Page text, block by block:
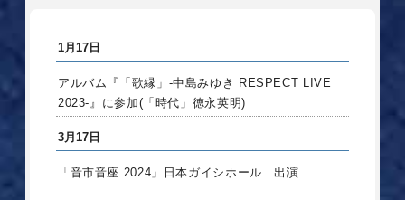
1月17日
アルバム『「歌縁」‐中島みゆき RESPECT LIVE
2023-』に参加(「時代」徳永英明)
3月17日
「音市音座 2024」日本ガイシホール 出演